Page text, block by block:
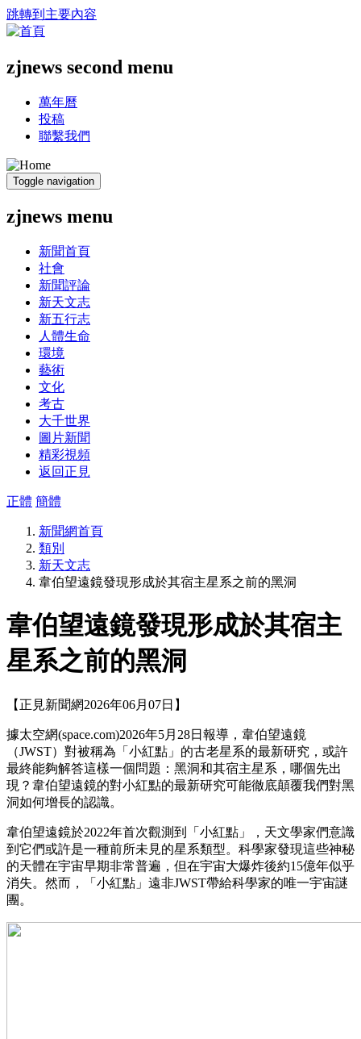
跳轉到主要內容
zjnews second menu
萬年曆
投稿
聯繫我們
Toggle navigation
zjnews menu
新聞首頁
社會
新聞評論
新天文志
新五行志
人體生命
環境
藝術
文化
考古
大千世界
圖片新聞
精彩視頻
返回正見
正體 簡體
新聞網首頁
類別
新天文志
韋伯望遠鏡發現形成於其宿主星系之前的黑洞
韋伯望遠鏡發現形成於其宿主
星系之前的黑洞
【正見新聞網2026年06月07日】
據太空網(space.com)2026年5月28日報導，韋伯望遠鏡
（JWST）對被稱為「小紅點」的古老星系的最新研究，或許
最終能夠解答這樣一個問題：黑洞和其宿主星系，哪個先出
現？韋伯望遠鏡的對小紅點的最新研究可能徹底顛覆我們對黑
洞如何增長的認識。
韋伯望遠鏡於2022年首次觀測到「小紅點」，天文學家們意識
到它們或許是一種前所未見的星系類型。科學家發現這些神秘
的天體在宇宙早期非常普遍，但在宇宙大爆炸後約15億年似乎
消失。然而，「小紅點」遠非JWST帶給科學家的唯一宇宙謎
團。